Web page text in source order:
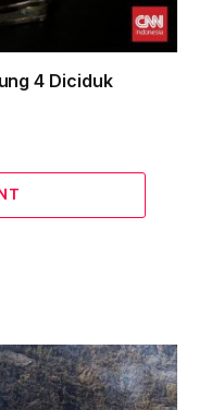
4 Diciduk